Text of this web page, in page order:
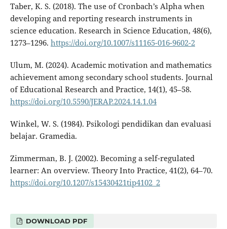
Taber, K. S. (2018). The use of Cronbach’s Alpha when
developing and reporting research instruments in
science education. Research in Science Education, 48(6),
1273–1296. https://doi.org/10.1007/s11165-016-9602-2
Ulum, M. (2024). Academic motivation and mathematics
achievement among secondary school students. Journal
of Educational Research and Practice, 14(1), 45–58.
https://doi.org/10.5590/JERAP.2024.14.1.04
Winkel, W. S. (1984). Psikologi pendidikan dan evaluasi
belajar. Gramedia.
Zimmerman, B. J. (2002). Becoming a self-regulated
learner: An overview. Theory Into Practice, 41(2), 64–70.
https://doi.org/10.1207/s15430421tip4102_2
DOWNLOAD PDF